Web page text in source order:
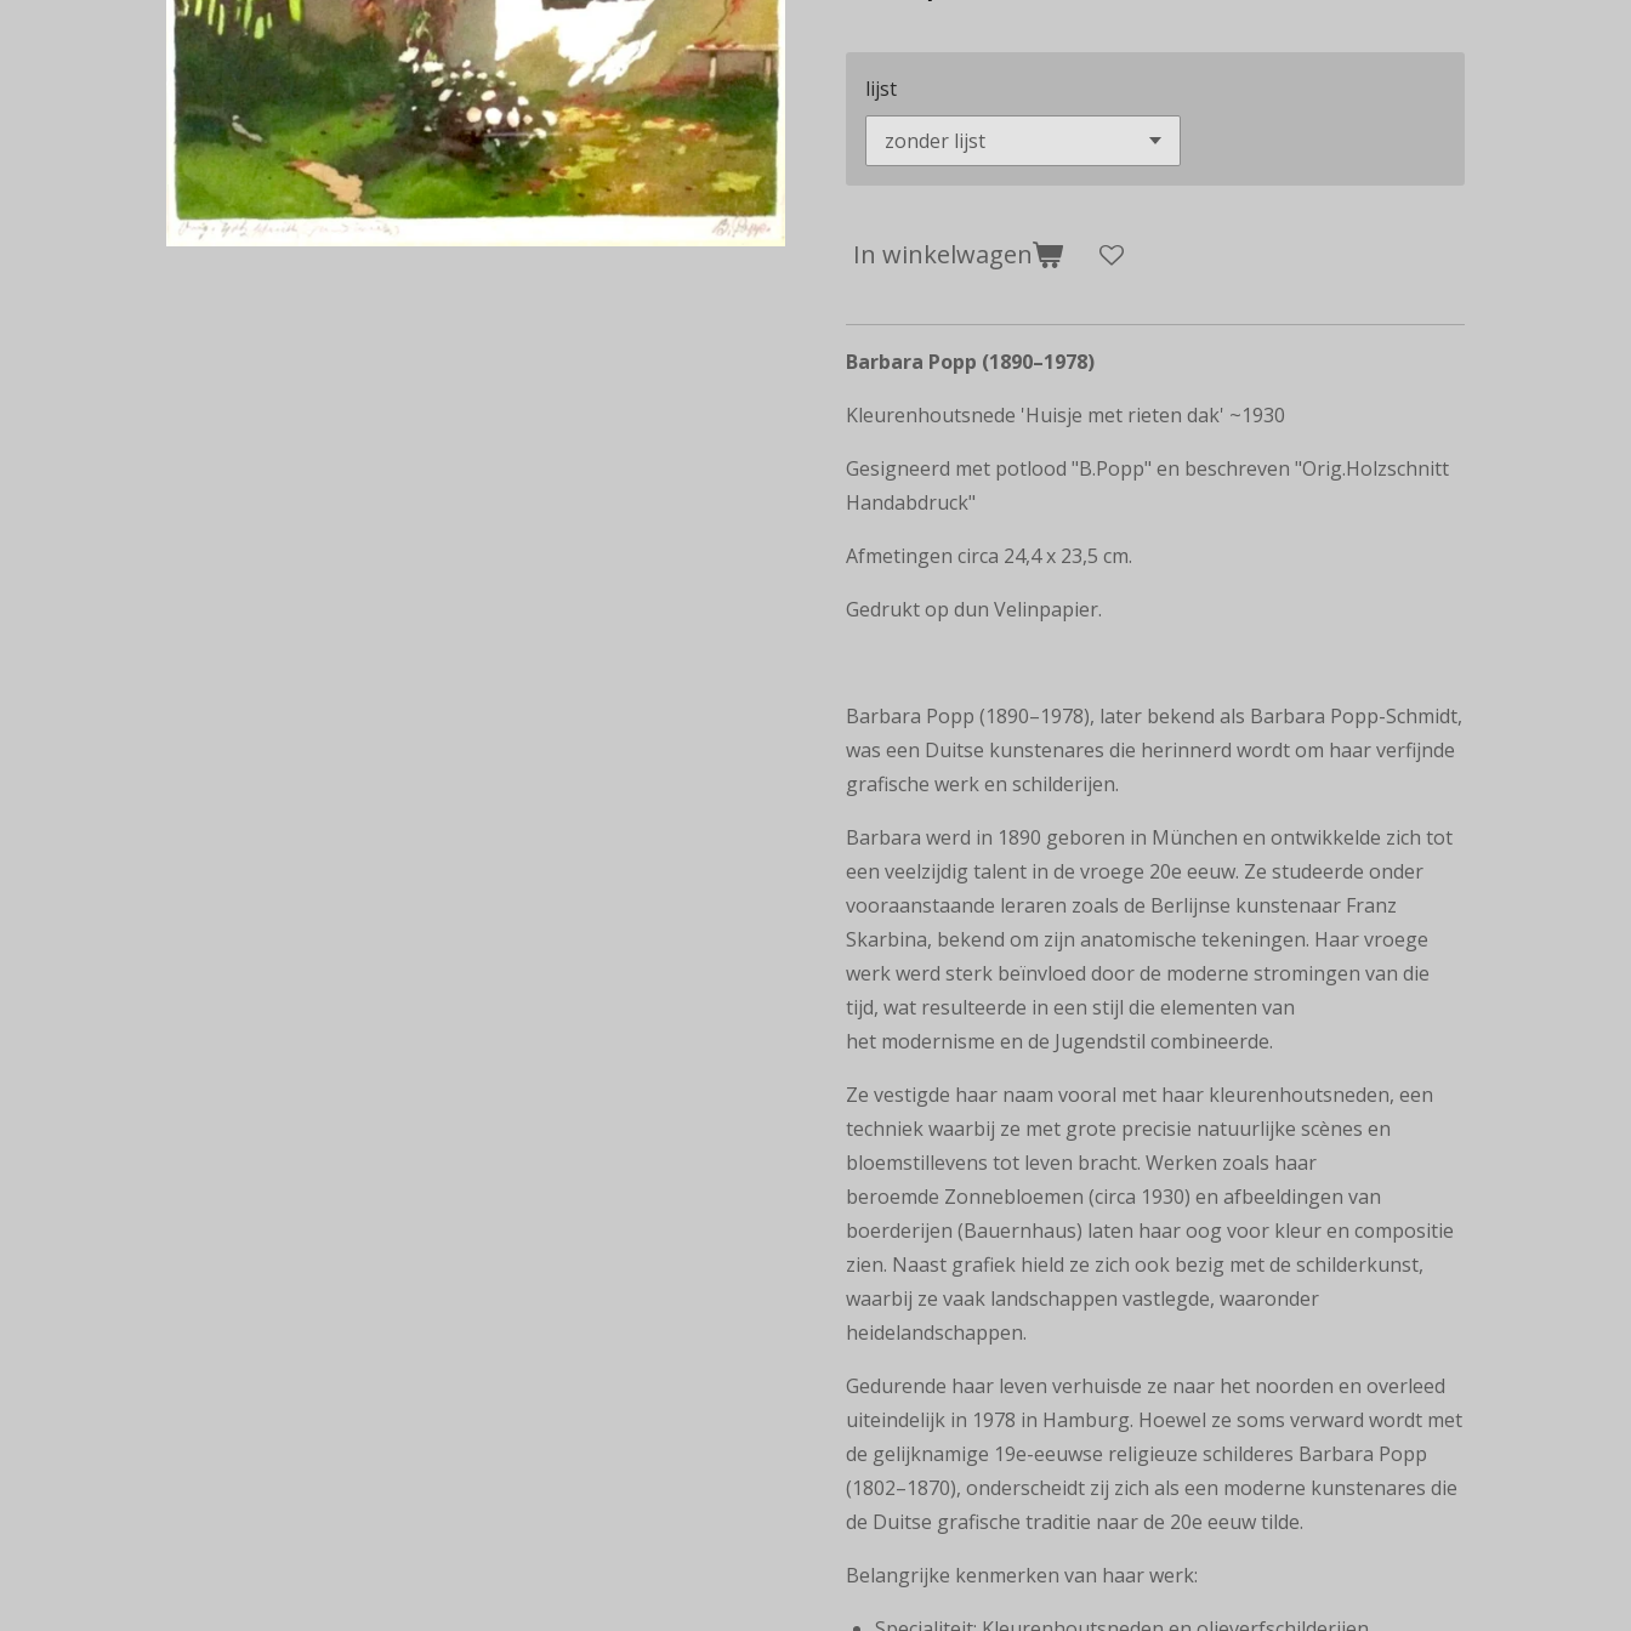
lijst
In winkelwagen
Barbara Popp (1890–1978)
Kleurenhoutsnede 'Huisje met rieten dak' ~1930
Gesigneerd met potlood "B.Popp" en beschreven "Orig.Holzschnitt
Handabdruck"
Afmetingen circa 24,4 x 23,5 cm.
Gedrukt op dun Velinpapier.
Barbara Popp (1890–1978), later bekend als Barbara Popp-Schmidt,
was een Duitse kunstenares die herinnerd wordt om haar verfijnde
grafische werk en schilderijen.
Barbara werd in 1890 geboren in München en ontwikkelde zich tot
een veelzijdig talent in de vroege 20e eeuw. Ze studeerde onder
vooraanstaande leraren zoals de Berlijnse kunstenaar Franz
Skarbina, bekend om zijn anatomische tekeningen. Haar vroege
werk werd sterk beïnvloed door de moderne stromingen van die
tijd, wat resulteerde in een stijl die elementen van
het modernisme en de Jugendstil combineerde.
Ze vestigde haar naam vooral met haar kleurenhoutsneden, een
techniek waarbij ze met grote precisie natuurlijke scènes en
bloemstillevens tot leven bracht. Werken zoals haar
beroemde Zonnebloemen (circa 1930) en afbeeldingen van
boerderijen (Bauernhaus) laten haar oog voor kleur en compositie
zien. Naast grafiek hield ze zich ook bezig met de schilderkunst,
waarbij ze vaak landschappen vastlegde, waaronder
heidelandschappen.
Gedurende haar leven verhuisde ze naar het noorden en overleed
uiteindelijk in 1978 in Hamburg. Hoewel ze soms verward wordt met
de gelijknamige 19e-eeuwse religieuze schilderes Barbara Popp
(1802–1870), onderscheidt zij zich als een moderne kunstenares die
de Duitse grafische traditie naar de 20e eeuw tilde.
Belangrijke kenmerken van haar werk: